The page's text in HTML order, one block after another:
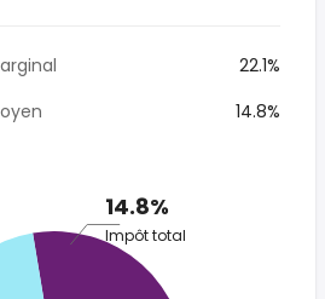
22.1%
14.8%
14.8%
Impôt total